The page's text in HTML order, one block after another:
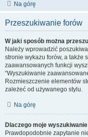
Na górę
Przeszukiwanie forów
W jaki sposób można
Należy wprowadzić
stronie wykazu forów, a także
zaawansowanych funkcji
“Wyszukiwanie
Rozmieszczenie elementów
zależeć od używanego stylu.
Na górę
Dlaczego moje
Prawdopodobnie zapytanie